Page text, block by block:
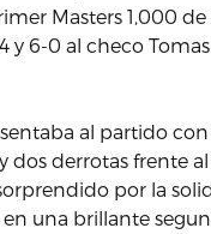
Masters 1,000
y 6-0 al checo
al partido
dos derrotas frente
por la
una brillante